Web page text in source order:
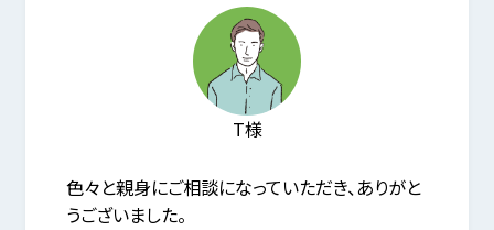
T様
色々と親身にご相談になっていただき、ありがと
うございました。